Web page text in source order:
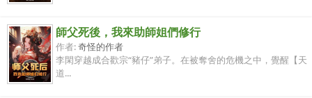
師父死後，我來助師姐們修行
作者:奇怪的作者
李閑穿越成合歡宗“豬仔”弟子。在被奪舍的危機之中，覺醒【天
道...